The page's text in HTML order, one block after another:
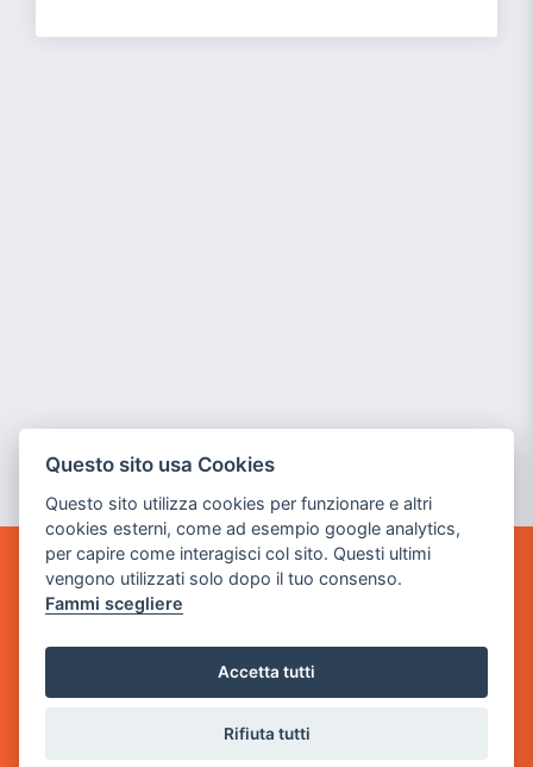
GAME WARP
BY POWER GAME SRL
via Villaggio dei Platani, 3
Questo sito usa Cookies
Questo sito utilizza cookies per funzionare e altri
cookies esterni, come ad esempio google analytics,
per capire come interagisci col sito. Questi ultimi
vengono utilizzati solo dopo il tuo consenso.
Fammi scegliere
Accetta tutti
Rifiuta tutti